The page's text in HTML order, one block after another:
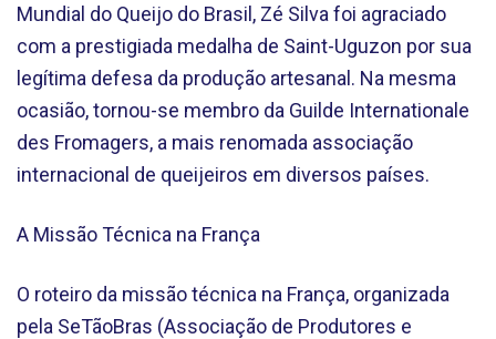
Mundial do Queijo do Brasil, Zé Silva foi agraciado
com a prestigiada medalha de Saint-Uguzon por sua
legítima defesa da produção artesanal. Na mesma
ocasião, tornou-se membro da Guilde Internationale
des Fromagers, a mais renomada associação
internacional de queijeiros em diversos países.
A Missão Técnica na França
O roteiro da missão técnica na França, organizada
pela SeTãoBras (Associação de Produtores e